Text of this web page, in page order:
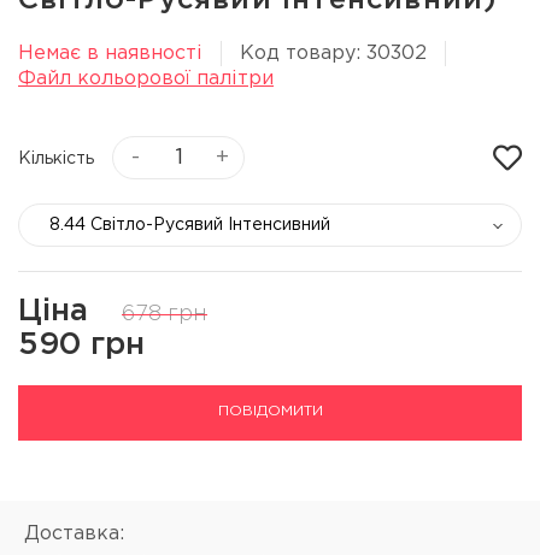
Немає в наявності
Код товару: 30302
Файл кольорової палітри
Кількість - +
8.44 Світло-Русявий Інтенсивний
Ціна 678 грн
590 грн
ПОВІДОМИТИ
Доставка: